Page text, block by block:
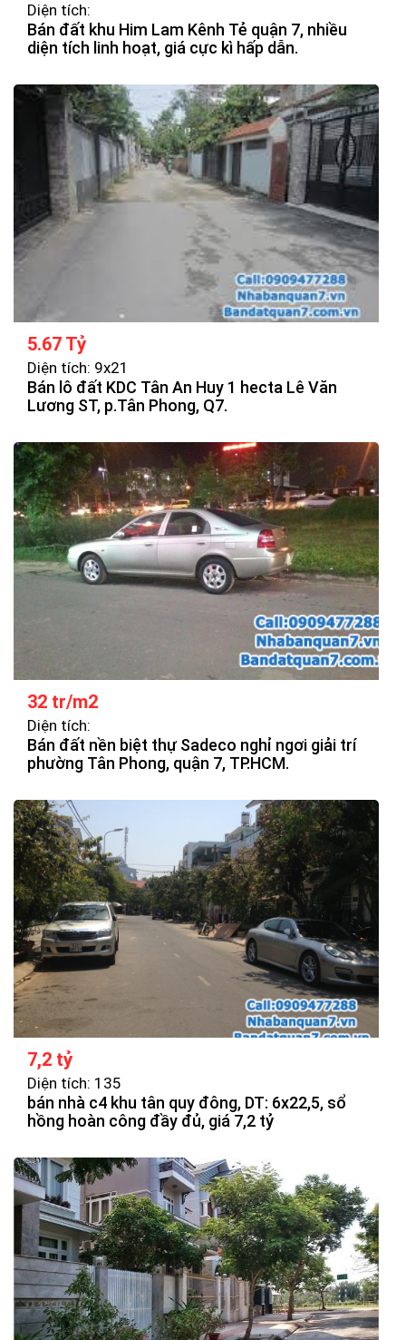
Diện tích:
Bán đất khu Him Lam Kênh Tẻ quận 7, nhiều
diện tích linh hoạt, giá cực kì hấp dẫn.
5.67 Tỷ
Diện tích: 9x21
Bán lô đất KDC Tân An Huy 1 hecta Lê Văn
Lương ST, p.Tân Phong, Q7.
32 tr/m2
Diện tích:
Bán đất nền biệt thự Sadeco nghỉ ngơi giải trí
phường Tân Phong, quận 7, TP.HCM.
7,2 tỷ
Diện tích: 135
bán nhà c4 khu tân quy đông, DT: 6x22,5, sổ
hồng hoàn công đầy đủ, giá 7,2 tỷ